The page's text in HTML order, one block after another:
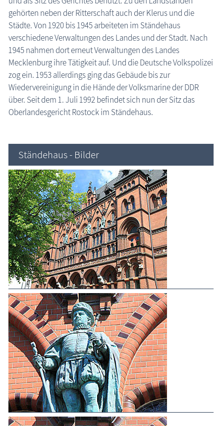
gehörten neben der Ritterschaft auch der Klerus und die
Städte. Von 1920 bis 1945 arbeiteten im Ständehaus
verschiedene Verwaltungen des Landes und der Stadt. Nach
1945 nahmen dort erneut Verwaltungen des Landes
Mecklenburg ihre Tätigkeit auf. Und die Deutsche Volkspolizei
zog ein. 1953 allerdings ging das Gebäude bis zur
Wiedervereinigung in die Hände der Volksmarine der DDR
über. Seit dem 1. Juli 1992 befindet sich nun der Sitz das
Oberlandesgericht Rostock im Ständehaus.
Ständehaus - Bilder